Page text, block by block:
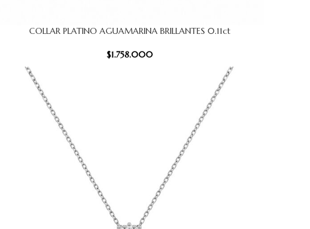
AÑADIR AL CARRITO
COLLAR PLATINO AGUAMARINA BRILLANTES 0.11ct
$1.758.000